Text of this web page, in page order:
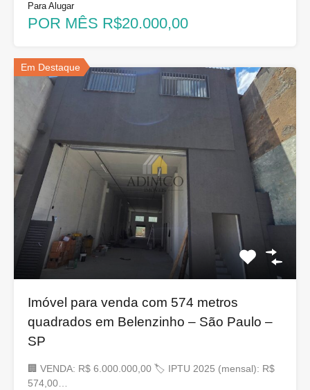
Para Alugar
POR MÊS R$20.000,00
Em Destaque
Imóvel para venda com 574 metros
quadrados em Belenzinho – São Paulo –
SP
🏢 VENDA: R$ 6.000.000,00 🏷 IPTU 2025 (mensal): R$
574,00…